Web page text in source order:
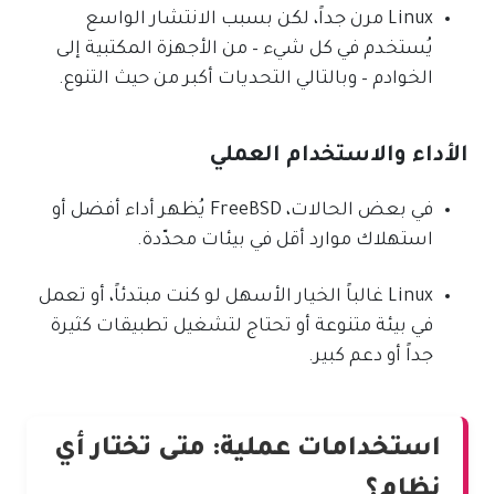
Linux مرن جداً، لكن بسبب الانتشار الواسع
يُستخدم في كل شيء – من الأجهزة المكتبية إلى
الخوادم – وبالتالي التحديات أكبر من حيث التنوع.
الأداء والاستخدام العملي
في بعض الحالات، FreeBSD يُظهر أداء أفضل أو
استهلاك موارد أقل في بيئات محدّدة.
Linux غالباً الخيار الأسهل لو كنت مبتدئاً، أو تعمل
في بيئة متنوعة أو تحتاج لتشغيل تطبيقات كثيرة
جداً أو دعم كبير.
استخدامات عملية: متى تختار أي